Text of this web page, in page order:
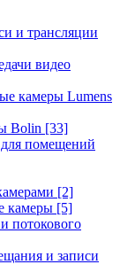
и трансляции
видео
камеры Lumens
Bolin [33]
помещений
[2]
камеры [5]
потокового
и записи